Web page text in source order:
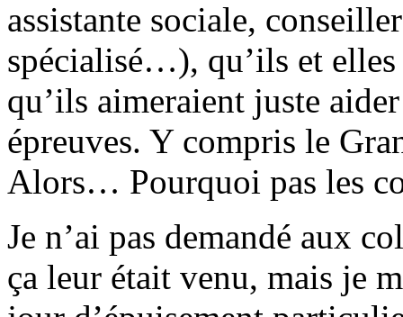
assistante sociale,
spécialisé…), qu’ils et
qu’ils aimeraient juste
épreuves. Y compris le
Alors… Pourquoi pas les
Je n’ai pas demandé aux
ça leur était venu, mais je